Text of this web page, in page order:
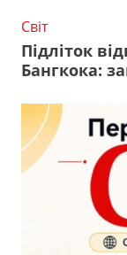
Світ
Підліток
Бангкока: